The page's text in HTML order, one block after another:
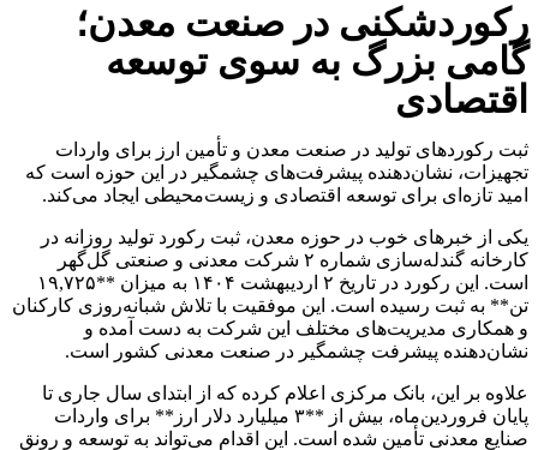
رکوردشکنی در صنعت معدن؛
گامی بزرگ به سوی توسعه
اقتصادی
ثبت رکوردهای تولید در صنعت معدن و تأمین ارز برای واردات
تجهیزات، نشان‌دهنده پیشرفت‌های چشمگیر در این حوزه است که
امید تازه‌ای برای توسعه اقتصادی و زیست‌محیطی ایجاد می‌کند.
یکی از خبرهای خوب در حوزه معدن، ثبت رکورد تولید روزانه در
کارخانه گندله‌سازی شماره ۲ شرکت معدنی و صنعتی گل‌گهر
است. این رکورد در تاریخ ۲ اردیبهشت ۱۴۰۴ به میزان **۱۹,۷۲۵
تن** به ثبت رسیده است. این موفقیت با تلاش شبانه‌روزی کارکنان
و همکاری مدیریت‌های مختلف این شرکت به دست آمده و
نشان‌دهنده پیشرفت چشمگیر در صنعت معدنی کشور است.
علاوه بر این، بانک مرکزی اعلام کرده که از ابتدای سال جاری تا
پایان فروردین‌ماه، بیش از **۳ میلیارد دلار ارز** برای واردات
صنایع معدنی تأمین شده است. این اقدام می‌تواند به توسعه و رونق